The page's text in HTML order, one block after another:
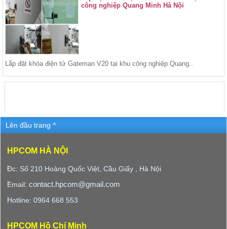
công nghiệp Quang Minh Hà Nội
Lắp đặt khóa điện tử Gateman V20 tại khu công nghiệp Quang..
Lên đầu trang ^
HPCOM HÀ NỘI
Đc: Số 210 Hoàng Quốc Việt, Cầu Giấy , Hà Nội
Email:contact.hpcom@gmail.com
Hotline: 0964 668 553
HPCOM Hồ Chí Minh